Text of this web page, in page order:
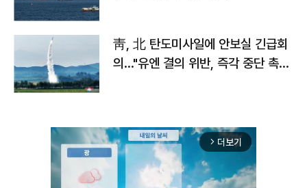
靑, 北 탄도미사일에 안보실 긴급회
의…"유엔 결의 위반, 즉각 중단 촉
arrow_forward_ios 더보기